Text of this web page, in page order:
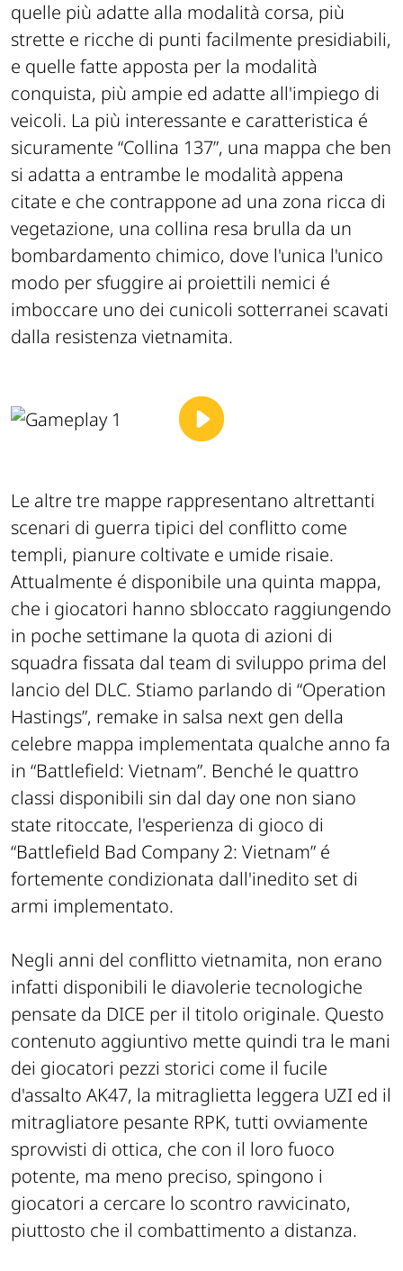
quelle più adatte alla modalità corsa, più
strette e ricche di punti facilmente presidiabili,
e quelle fatte apposta per la modalità
conquista, più ampie ed adatte all'impiego di
veicoli. La più interessante e caratteristica é
sicuramente “Collina 137”, una mappa che ben
si adatta a entrambe le modalità appena
citate e che contrappone ad una zona ricca di
vegetazione, una collina resa brulla da un
bombardamento chimico, dove l'unica l'unico
modo per sfuggire ai proiettili nemici é
imboccare uno dei cunicoli sotterranei scavati
dalla resistenza vietnamita.
Le altre tre mappe rappresentano altrettanti
scenari di guerra tipici del conflitto come
templi, pianure coltivate e umide risaie.
Attualmente é disponibile una quinta mappa,
che i giocatori hanno sbloccato raggiungendo
in poche settimane la quota di azioni di
squadra fissata dal team di sviluppo prima del
lancio del DLC. Stiamo parlando di “Operation
Hastings”, remake in salsa next gen della
celebre mappa implementata qualche anno fa
in “Battlefield: Vietnam”. Benché le quattro
classi disponibili sin dal day one non siano
state ritoccate, l'esperienza di gioco di
“Battlefield Bad Company 2: Vietnam” é
fortemente condizionata dall'inedito set di
armi implementato.
Negli anni del conflitto vietnamita, non erano
infatti disponibili le diavolerie tecnologiche
pensate da DICE per il titolo originale. Questo
contenuto aggiuntivo mette quindi tra le mani
dei giocatori pezzi storici come il fucile
d'assalto AK47, la mitraglietta leggera UZI ed il
mitragliatore pesante RPK, tutti ovviamente
sprovvisti di ottica, che con il loro fuoco
potente, ma meno preciso, spingono i
giocatori a cercare lo scontro ravvicinato,
piuttosto che il combattimento a distanza.